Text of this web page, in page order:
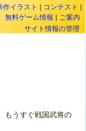
作イラスト | コンテスト |
無料ゲーム情報 | ご案内
サイト情報の管理
もうすぐ戦国武将の